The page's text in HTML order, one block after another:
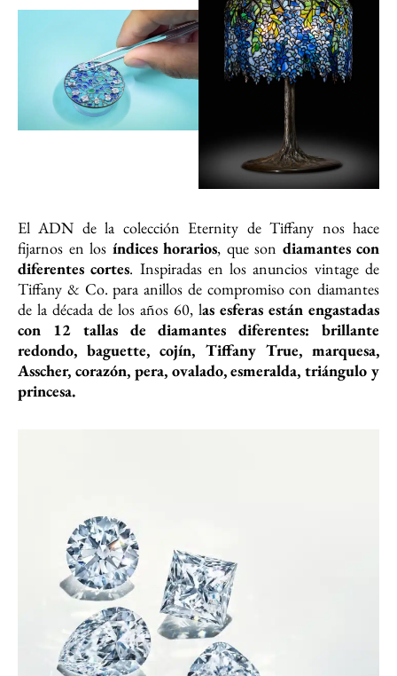
El ADN de la colección Eternity de Tiffany nos hace
fijarnos en los índices horarios, que son diamantes con
diferentes cortes. Inspiradas en los anuncios vintage de
Tiffany & Co. para anillos de compromiso con diamantes
de la década de los años 60, las esferas están engastadas
con 12 tallas de diamantes diferentes: brillante
redondo, baguette, cojín, Tiffany True, marquesa,
Asscher, corazón, pera, ovalado, esmeralda, triángulo y
princesa.